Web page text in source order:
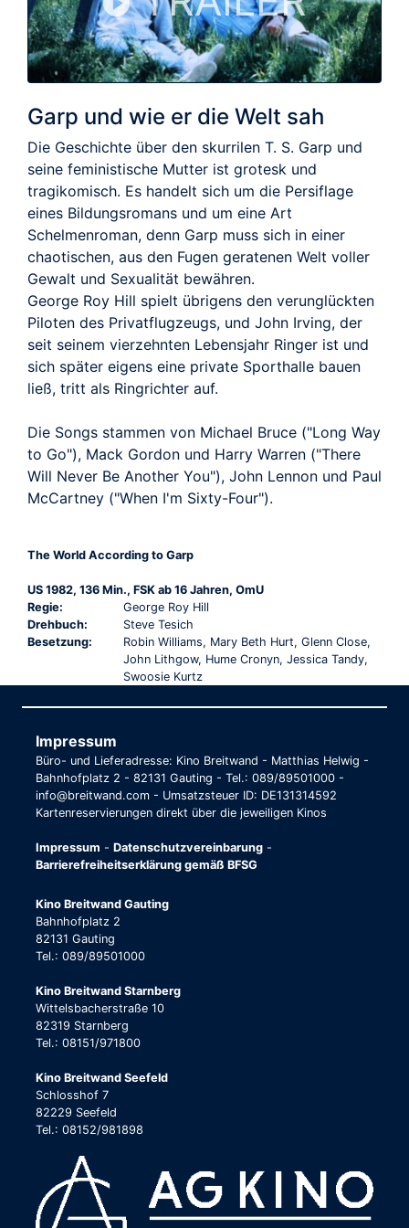
Garp und wie er die Welt sah
Die Geschichte über den skurrilen T. S. Garp und
seine feministische Mutter ist grotesk und
tragikomisch. Es handelt sich um die Persiflage
eines Bildungsromans und um eine Art
Schelmenroman, denn Garp muss sich in einer
chaotischen, aus den Fugen geratenen Welt voller
Gewalt und Sexualität bewähren.
George Roy Hill spielt übrigens den verunglückten
Piloten des Privatflugzeugs, und John Irving, der
seit seinem vierzehnten Lebensjahr Ringer ist und
sich später eigens eine private Sporthalle bauen
ließ, tritt als Ringrichter auf.
Die Songs stammen von Michael Bruce ("Long Way
to Go"), Mack Gordon und Harry Warren ("There
Will Never Be Another You"), John Lennon und Paul
McCartney ("When I'm Sixty-Four").
The World According to Garp
US 1982, 136 Min., FSK ab 16 Jahren, OmU
Regie:
George Roy Hill
Drehbuch:
Steve Tesich
Besetzung:
Robin Williams, Mary Beth Hurt, Glenn Close,
John Lithgow, Hume Cronyn, Jessica Tandy,
Swoosie Kurtz
Impressum
Büro- und Lieferadresse: Kino Breitwand - Matthias Helwig -
Bahnhofplatz 2 - 82131 Gauting - Tel.: 089/89501000 -
info@breitwand.com - Umsatzsteuer ID: DE131314592
Kartenreservierungen direkt über die jeweiligen Kinos
Impressum - Datenschutzvereinbarung -
Barrierefreiheitserklärung gemäß BFSG
Kino Breitwand Gauting
Bahnhofplatz 2
82131 Gauting
Tel.: 089/89501000
Kino Breitwand Starnberg
Wittelsbacherstraße 10
82319 Starnberg
Tel.: 08151/971800
Kino Breitwand Seefeld
Schlosshof 7
82229 Seefeld
Tel.: 08152/981898